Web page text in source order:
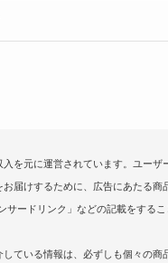
入を元に運営されています。ユーザ
お届けするために、広告にあたる商
サードリンク」などの記載をする
している情報は、必ずしも個々の商